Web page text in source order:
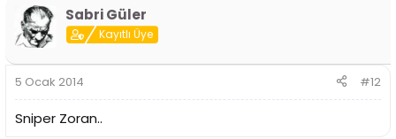
Sabri Güler
Kayıtlı Üye
5 Ocak 2014 #12
Sniper Zoran..